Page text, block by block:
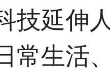
技延伸
常生活